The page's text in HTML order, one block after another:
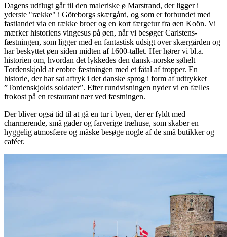
Dagens udflugt går til den maleriske ø Marstrand, der ligger i
yderste "række" i Göteborgs skærgård, og som er forbundet med
fastlandet via en række broer og en kort færgetur fra øen Koön. Vi
mærker historiens vingesus på øen, når vi besøger Carlstens-
fæstningen, som ligger med en fantastisk udsigt over skærgården og
har beskyttet øen siden midten af 1600-tallet. Her hører vi bl.a.
historien om, hvordan det lykkedes den dansk-norske søhelt
Tordenskjold at erobre fæstningen med et fåtal af tropper. En
historie, der har sat aftryk i det danske sprog i form af udtrykket
”Tordenskjolds soldater”. Efter rundvisningen nyder vi en fælles
frokost på en restaurant nær ved fæstningen.
Der bliver også tid til at gå en tur i byen, der er fyldt med
charmerende, små gader og farverige træhuse, som skaber en
hyggelig atmosfære og måske besøge nogle af de små butikker og
caféer.